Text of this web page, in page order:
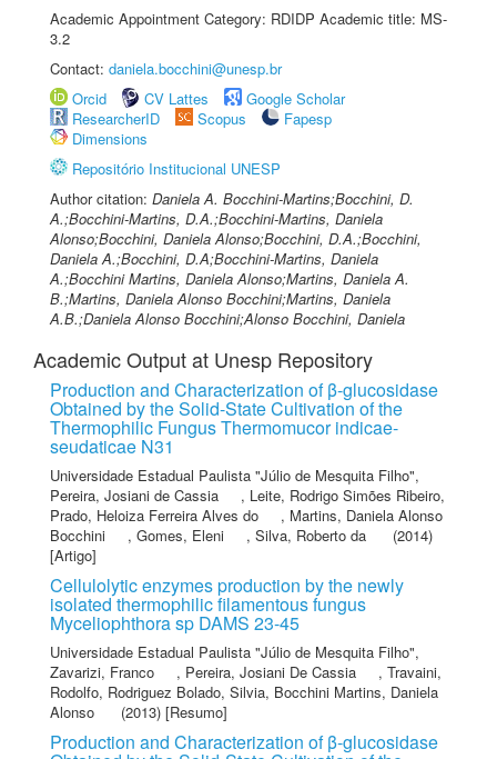
Academic Appointment Category: RDIDP Academic title: MS-
3.2
Contact: daniela.bocchini@unesp.br
Orcid
CV Lattes
Google Scholar
ResearcherID
Scopus
Fapesp
Dimensions
Repositório Institucional UNESP
Author citation: Daniela A. Bocchini-Martins;Bocchini, D.
A.;Bocchini-Martins, D.A.;Bocchini-Martins, Daniela
Alonso;Bocchini, Daniela Alonso;Bocchini, D.A.;Bocchini,
Daniela A.;Bocchini, D.A;Bocchini-Martins, Daniela
A.;Bocchini Martins, Daniela Alonso;Martins, Daniela A.
B.;Martins, Daniela Alonso Bocchini;Martins, Daniela
A.B.;Daniela Alonso Bocchini;Alonso Bocchini, Daniela
Academic Output at Unesp Repository
Production and Characterization of β-glucosidase
Obtained by the Solid-State Cultivation of the
Thermophilic Fungus Thermomucor indicae-
seudaticae N31
Universidade Estadual Paulista "Júlio de Mesquita Filho",
Pereira, Josiani de Cassia
, Leite, Rodrigo Simões Ribeiro,
Prado, Heloiza Ferreira Alves do
, Martins, Daniela Alonso
Bocchini
, Gomes, Eleni , Silva, Roberto da
(2014)
[Artigo]
Cellulolytic enzymes production by the newly
isolated thermophilic filamentous fungus
Myceliophthora sp DAMS 23-45
Universidade Estadual Paulista "Júlio de Mesquita Filho",
Zavarizi, Franco
, Pereira, Josiani De Cassia , Travaini,
Rodolfo, Rodriguez Bolado, Silvia, Bocchini Martins, Daniela
Alonso
(2013) [Resumo]
Production and Characterization of β-glucosidase